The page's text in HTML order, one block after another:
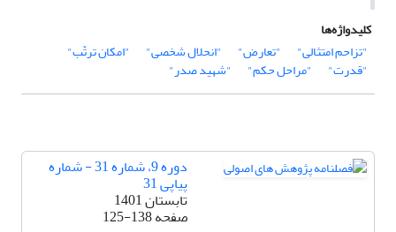
کلیدواژه‌ها
"تزاحم امتثالی"
"تعارض" "انحلال شخصی" "امکان ترتّب"
"قدرت" "مراحل حکم" "شهید صدر"
دوره 9، شماره 31 - شماره
پیاپی 31
تابستان 1401
صفحه125-138